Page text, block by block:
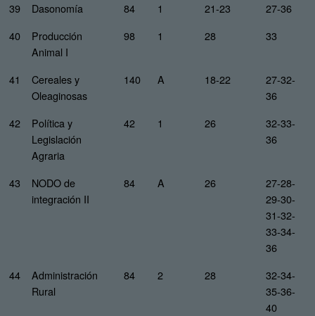
39
Dasonomía 84 1 21-23
27-36
40
Producción
Animal I
98 1 28 33
41
Cereales y
Oleaginosas
140 A 18-22
27-32-
36
42
Política y
Legislación
Agraria
42 1 26
32-33-
36
43
NODO de
integración II
84 A 26
27-28-
29-30-
31-32-
33-34-
36
44
Administración
Rural
84 2 28
32-34-
35-36-
40